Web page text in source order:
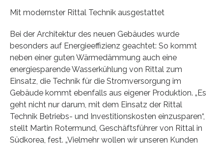
Mit modernster Rittal Technik ausgestattet
Bei der Architektur des neuen Gebäudes wurde
besonders auf Energieeffizienz geachtet: So kommt
neben einer guten Wärmedämmung auch eine
energiesparende Wasserkühlung von Rittal zum
Einsatz, die Technik für die Stromversorgung im
Gebäude kommt ebenfalls aus eigener Produktion. „Es
geht nicht nur darum, mit dem Einsatz der Rittal
Technik Betriebs- und Investitionskosten einzusparen“,
stellt Martin Rotermund, Geschäftsführer von Rittal in
Südkorea, fest. „Vielmehr wollen wir unseren Kunden